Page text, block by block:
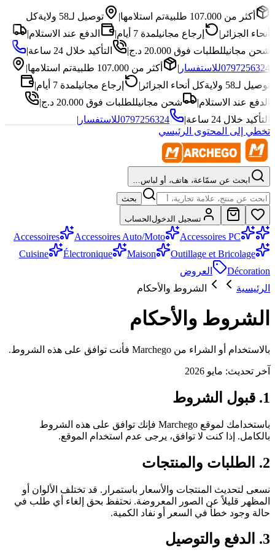
أكثر من 107.000 طلبية تم استلامها| توصيل لـ58 ولاية
كل
أنحاء الجزائر | إرجاع مجانيلمدة 7 أيام | الدفع عند الاستلام|
شحن مجانيللطلبات فوق 20.000 د.ج | التأكيد خلال 24 ساعة
|
0797256324للاستفسار | أكثر من 107.000 طلبية تم استلامها|
توصيل لـ58 ولاية
كل أنحاء الجزائر | إرجاع مجانيلمدة 7 أيام
|
الدفع عند الاستلام| شحن مجانيللطلبات فوق 20.000 د.ج
|
التأكيد خلال 24 ساعة
|
0797256324للاستفسار |
تخطي إلى المحتوى الرئيسي
ابحث عن سمّاعة، هاتف، أو لباس…
بحث
تسجيل الدخول الحساب
Accessoires Accessoires Auto/Moto
Accessoires PC
Cuisine
Électronique Maison
Outillage et Bricolage
Décoration
العروض
الرئيسية
الشروط والأحكام
الشروط والأحكام
بالاستخدام أو الشراء من Marchego فأنت توافق على هذه الشروط.
آخر تحديث: مايو 2026
1. قبول الشروط
باستخدامك لموقع Marchego فإنك توافق على هذه الشروط
بالكامل. إذا كنت لا توافق، يرجى عدم استخدام الموقع.
2. الطلبات والمنتجات
نسعى لتحديث المنتجات والأسعار باستمرار. قد تختلف الألوان أو
المظهر قليلاً عن الصور المعروضة. نحتفظ بحق إلغاء أي طلب في
حالة وجود خطأ في السعر أو نفاد الكمية.
3. الدفع والتوصيل